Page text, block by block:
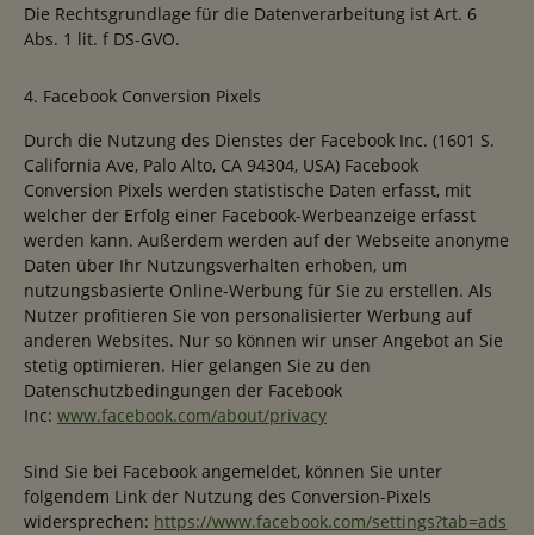
Die Rechtsgrundlage für die Datenverarbeitung ist Art. 6
Abs. 1 lit. f DS-GVO.
4. Facebook Conversion Pixels
Durch die Nutzung des Dienstes der Facebook Inc. (1601 S.
California Ave, Palo Alto, CA 94304, USA) Facebook
Conversion Pixels werden statistische Daten erfasst, mit
welcher der Erfolg einer Facebook-Werbeanzeige erfasst
werden kann. Außerdem werden auf der Webseite anonyme
Daten über Ihr Nutzungsverhalten erhoben, um
nutzungsbasierte Online-Werbung für Sie zu erstellen. Als
Nutzer profitieren Sie von personalisierter Werbung auf
anderen Websites. Nur so können wir unser Angebot an Sie
stetig optimieren. Hier gelangen Sie zu den
Datenschutzbedingungen der Facebook
Inc: www.facebook.com/about/privacy
Sind Sie bei Facebook angemeldet, können Sie unter
folgendem Link der Nutzung des Conversion-Pixels
widersprechen: https://www.facebook.com/settings?tab=ads